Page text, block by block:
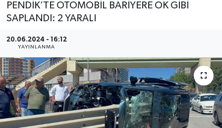
PENDİK’TE OTOMOBİL BARİYERE OK GİBİ
SAPLANDI: 2 YARALI
20.06.2024 - 16:12
YAYINLANMA
EĞİTİM
KÜLTÜR SANAT
MAGAZİN
YEREL
Haber Arşivi